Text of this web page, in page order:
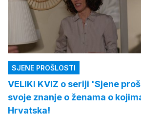
SJENE PROŠLOSTI
VELIKI KVIZ o seriji 'Sjene
svoje znanje o ženama o
Hrvatska!